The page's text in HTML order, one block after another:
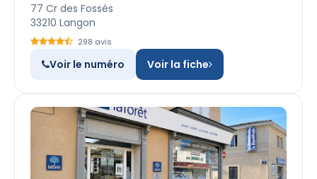
77 Cr des Fossés
33210 Langon
298 avis
Voir le numéro Voir la fiche